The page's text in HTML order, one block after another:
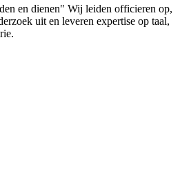
en dienen" Wij leiden officieren op,
uit en leveren expertise op taal,